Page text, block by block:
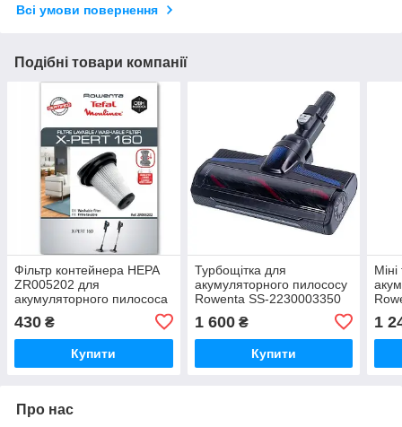
Всі умови повернення
Подібні товари компанії
Фільтр контейнера HEPA
ZR005202 для
акумуляторного пилососа
Rowenta RH7233 Оригінал
430 ₴
Купити
Турбощітка для
акумуляторного пилососу
Rowenta SS-2230003350
1 600₴
Купити
1
Про нас